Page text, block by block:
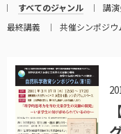
すべてのジャンル 講
最終講義
共催シンポジウ